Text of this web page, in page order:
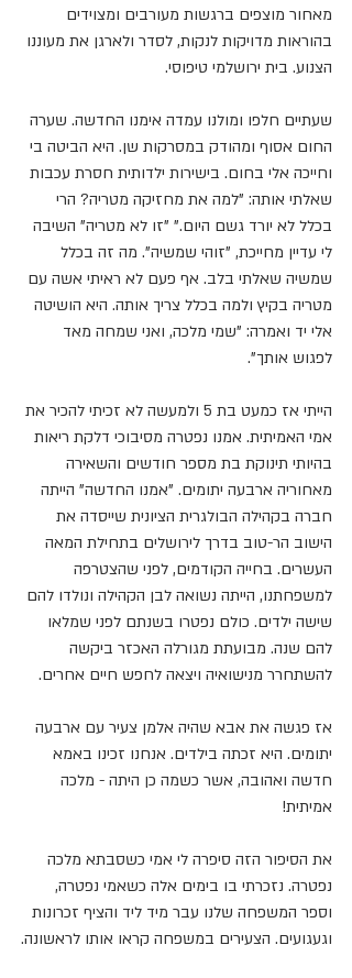
מאחור מוצפים ברגשות מעורבים ומצוידים
בהוראות מדויקות לנקות, לסדר ולארגן את מעוננו
הצנוע. בית ירושלמי טיפוסי.
שעתיים חלפו ומולנו עמדה אימנו החדשה. שערה
החום אסוף ומהודק במסרקות שן. היא הביטה בי
וחייכה אלי בחום. בישירות ילדותית חסרת עכבות
שאלתי אותה: "למה את מחזיקה מטריה? הרי
בכלל לא יורד גשם היום." "זו לא מטריה" השיבה
לי עדיין מחייכת, "זוהי שמשיה". מה זה בכלל
שמשיה שאלתי בלב. אף פעם לא ראיתי אשה עם
מטריה בקיץ ולמה בכלל צריך אותה. היא הושיטה
אלי יד ואמרה: "שמי מלכה, ואני שמחה מאד
לפגוש אותך".
הייתי אז כמעט בת 5 ולמעשה לא זכיתי להכיר את
אמי האמיתית. אמנו נפטרה מסיבוכי דלקת ריאות
בהיותי תינוקת בת מספר חודשים והשאירה
מאחוריה ארבעה יתומים. "אמנו החדשה" הייתה
חברה בקהילה הבולגרית הציונית שייסדה את
הישוב הר-טוב בדרך לירושלים בתחילת המאה
העשרים. בחייה הקודמים, לפני שהצטרפה
למשפחתנו, הייתה נשואה לבן הקהילה ונולדו להם
שישה ילדים. כולם נפטרו בשנתם לפני שמלאו
להם שנה. מבועתת מגורלה האכזר ביקשה
להשתחרר מנישואיה ויצאה לחפש חיים אחרים.
אז פגשה את אבא שהיה אלמן צעיר עם ארבעה
יתומים. היא זכתה בילדים. אנחנו זכינו באמא
חדשה ואהובה, אשר כשמה כן היתה - מלכה
אמיתית!
את הסיפור הזה סיפרה לי אמי כשסבתא מלכה
נפטרה. נזכרתי בו בימים אלה כשאמי נפטרה,
וספר המשפחה שלנו עבר מיד ליד והציף זכרונות
וגעגועים. הצעירים במשפחה קראו אותו לראשונה.